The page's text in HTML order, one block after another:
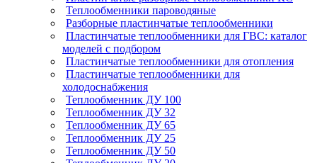
Теплообменники пароводяные
Разборные пластинчатые теплообменники
Пластинчатые теплообменники для ГВС: каталог
моделей с подбором
Пластинчатые теплообменники для отопления
Пластинчатые теплообменники для
холодоснабжения
Теплообменник ДУ 100
Теплообменник ДУ 32
Теплообменник ДУ 65
Теплообменник ДУ 25
Теплообменник ДУ 50